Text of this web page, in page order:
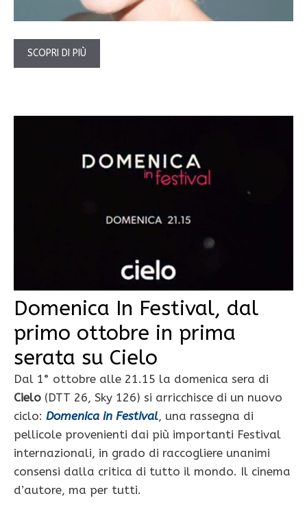
SCOPRI DI PIÙ
Domenica In Festival, dal
primo ottobre in prima
serata su Cielo
Dal 1° ottobre alle 21.15 la domenica sera di
Cielo (DTT 26, Sky 126) si arricchisce di un nuovo
ciclo: Domenica in Festival, una rassegna di
pellicole provenienti dai più importanti Festival
internazionali, in grado di raccogliere unanimi
consensi dalla critica di tutto il mondo. Il cinema
d’autore, ma per tutti.